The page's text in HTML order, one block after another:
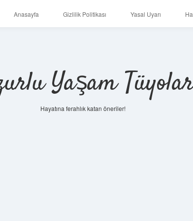
Anasayfa Gizlilik Politikası Yasal Uyarı
Yaşam
Hayatına ferahlık katan öneriler!